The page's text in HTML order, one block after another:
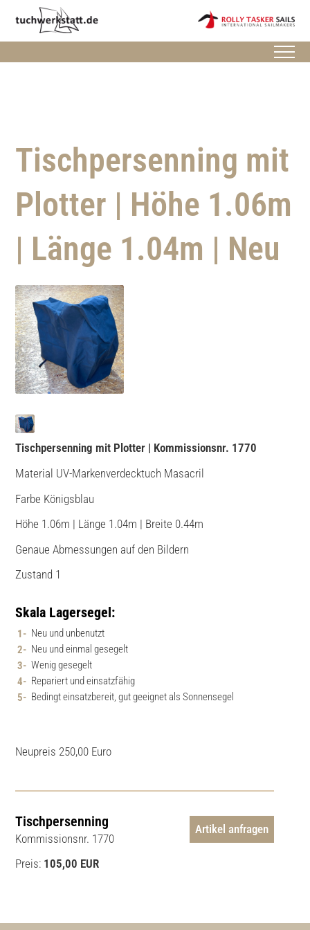
Tischpersenning mit
Plotter | Höhe 1.06m
| Länge 1.04m | Neu
Tischpersenning mit Plotter | Kommissionsnr. 1770
Material UV-Markenverdecktuch Masacril
Farbe Königsblau
Höhe 1.06m | Länge 1.04m | Breite 0.44m
Genaue Abmessungen auf den Bildern
Zustand 1
Skala Lagersegel:
Neu und unbenutzt
Neu und einmal gesegelt
Wenig gesegelt
Repariert und einsatzfähig
Bedingt einsatzbereit, gut geeignet als Sonnensegel
Neupreis 250,00 Euro
Tischpersenning
Kommissionsnr. 1770
Preis: 105,00 EUR
Artikel anfragen